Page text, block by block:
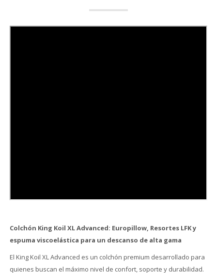
Colchón King Koil XL Advanced: Europillow, Resortes LFK y
espuma viscoelástica para un descanso de alta gama
El King Koil XL Advanced es un colchón premium desarrollado para
quienes buscan el máximo nivel de confort, soporte y durabilidad.